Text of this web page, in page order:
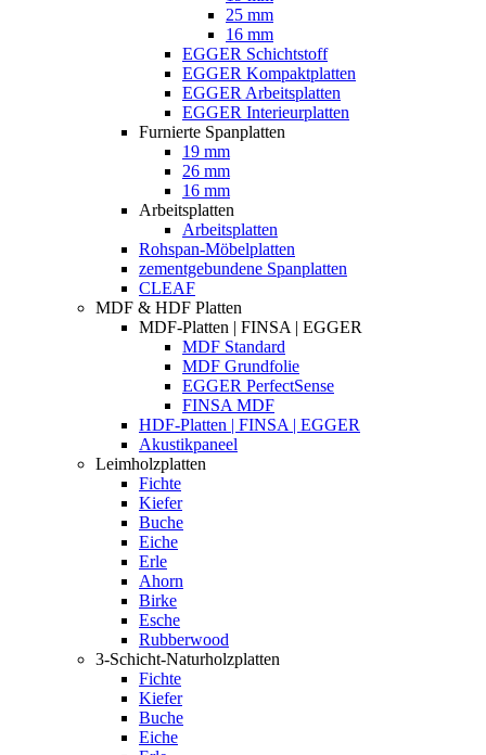
25 mm
16 mm
EGGER Schichtstoff
EGGER Kompaktplatten
EGGER Arbeitsplatten
EGGER Interieurplatten
Furnierte Spanplatten
19 mm
26 mm
16 mm
Arbeitsplatten
Arbeitsplatten
Rohspan-Möbelplatten
zementgebundene Spanplatten
CLEAF
MDF & HDF Platten
MDF-Platten | FINSA | EGGER
MDF Standard
MDF Grundfolie
EGGER PerfectSense
FINSA MDF
HDF-Platten | FINSA | EGGER
Akustikpaneel
Leimholzplatten
Fichte
Kiefer
Buche
Eiche
Erle
Ahorn
Birke
Esche
Rubberwood
3-Schicht-Naturholzplatten
Fichte
Kiefer
Buche
Eiche